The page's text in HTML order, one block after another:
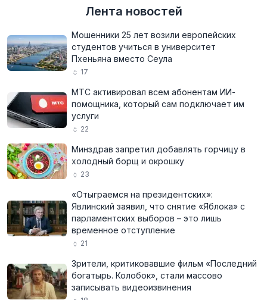
Лента новостей
Мошенники 25 лет возили европейских
студентов учиться в университет
Пхеньяна вместо Сеула
17
МТС активировал всем абонентам ИИ-
помощника, который сам подключает им
услуги
22
Минздрав запретил добавлять горчицу в
холодный борщ и окрошку
23
«Отыграемся на президентских»:
Явлинский заявил, что снятие «Яблока» с
парламентских выборов – это лишь
временное отступление
21
Зрители, критиковавшие фильм «Последний
богатырь. Колобок», стали массово
записывать видеоизвинения